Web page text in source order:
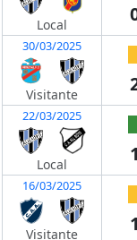
Local
30/03/2025
Visitante
22/03/2025
Local
16/03/2025
Visitante